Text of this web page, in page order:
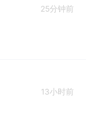
25分钟前
13小时前